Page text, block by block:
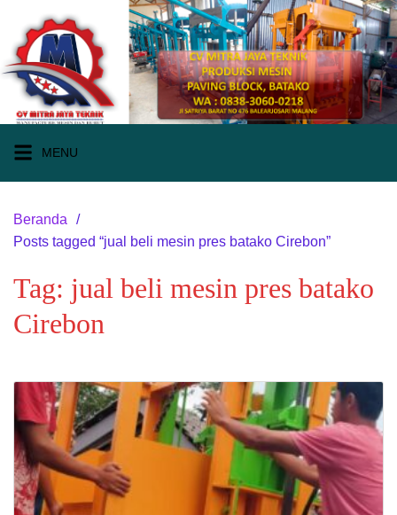
konten
MENU
Beranda
Posts tagged “jual beli mesin pres batako Cirebon”
Tag: jual beli mesin pres batako
Cirebon